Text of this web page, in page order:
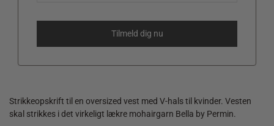
Strikkeopskrift til en oversized vest med V-hals til kvinder. Vesten
skal strikkes i det virkeligt lækre mohairgarn Bella by Permin.